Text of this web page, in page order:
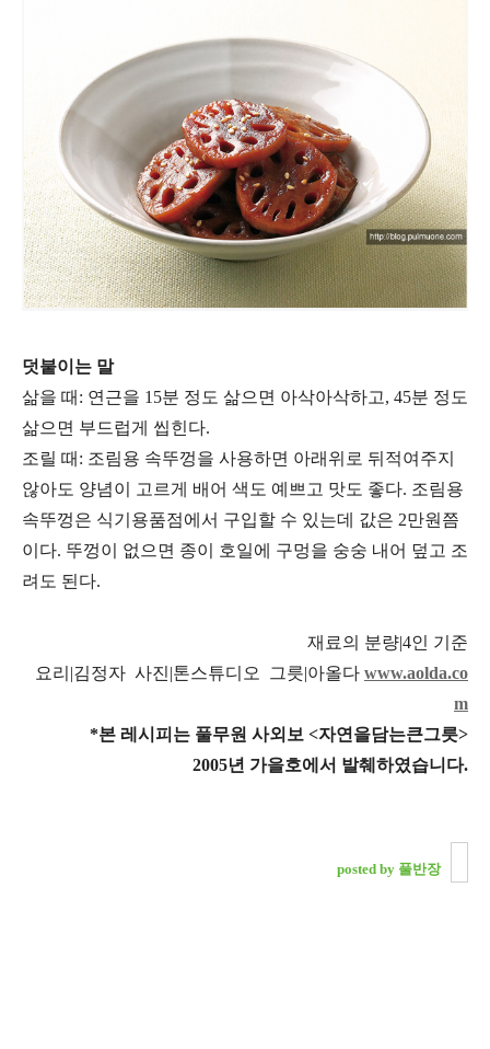
덧붙이는 말
삶을 때: 연근을 15분 정도 삶으면 아삭아삭하고, 45분 정도
삶으면 부드럽게 씹힌다.
조릴 때: 조림용 속뚜껑을 사용하면 아래위로 뒤적여주지
않아도 양념이 고르게 배어 색도 예쁘고 맛도 좋다. 조림용
속뚜껑은 식기용품점에서 구입할 수 있는데 값은 2만원쯤
이다. 뚜껑이 없으면 종이 호일에 구멍을 숭숭 내어 덮고 조
려도 된다.
재료의 분량|4인 기준
요리|김정자 사진|톤스튜디오 그릇|아올다 www.aolda.co
m
*본 레시피는 풀무원 사외보 <자연을담는큰그릇>
2005년 가을호에서 발췌하였습니다.
posted by 풀반장